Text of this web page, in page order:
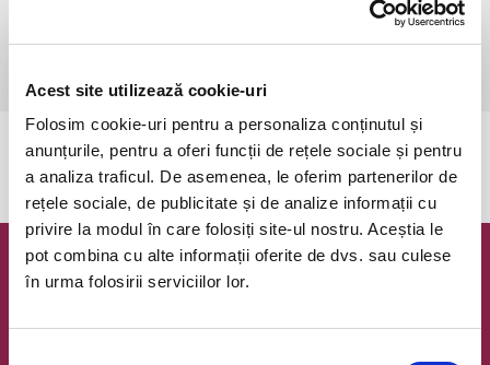
Acest site utilizează cookie-uri
Folosim cookie-uri pentru a personaliza conținutul și
anunțurile, pentru a oferi funcții de rețele sociale și pentru
a analiza traficul. De asemenea, le oferim partenerilor de
rețele sociale, de publicitate și de analize informații cu
privire la modul în care folosiți site-ul nostru. Aceștia le
pot combina cu alte informații oferite de dvs. sau culese
în urma folosirii serviciilor lor.
vezi pe harta
Pentru copiii cu vârsta de peste 1 an se achită bilet.
Evenimentul a expirat.
Newsletter @ Bilete.ro
Oferte exclusive si o editie saptamanala cu cele mai noi